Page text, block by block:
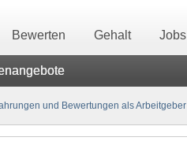
Bewerten Gehalt Jobs
und Bewertungen als Arbeitgeber